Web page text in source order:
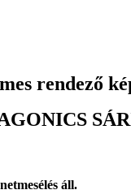
rendező
áll.